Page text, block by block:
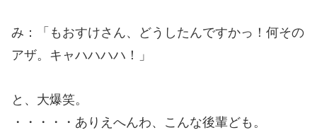
み：「もおすけさん、どうしたんですかっ！何その
アザ。キャハハハハ！」
と、大爆笑。
・・・・・ありえへんわ、こんな後輩ども。